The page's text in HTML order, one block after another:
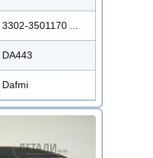
3302-3501170 ...
DA443
Dafmi